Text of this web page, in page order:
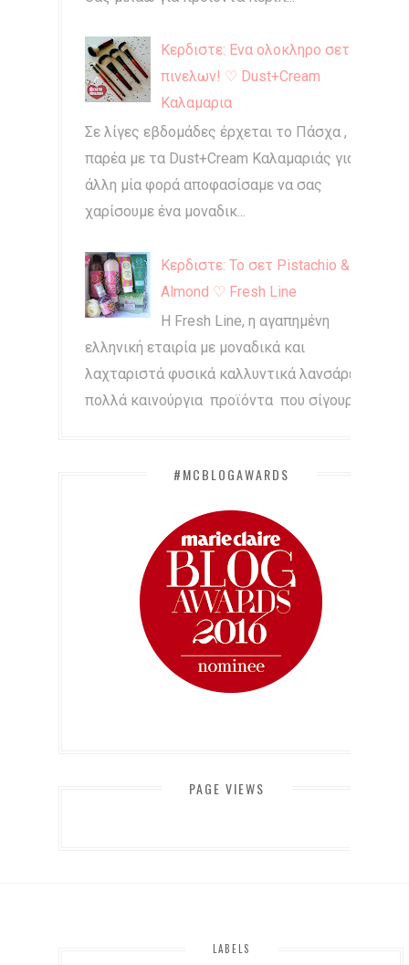
Κερδιστε: Ενα ολοκληρο σετ
πινελων! ♡ Dust+Cream
Καλαμαρια
Σε λίγες εβδομάδες έρχεται το Πάσχα , και
παρέα με τα Dust+Cream Καλαμαριάς για
άλλη μία φορά αποφασίσαμε να σας
χαρίσουμε ένα μοναδικ...
Κερδιστε: Το σετ Pistachio &
Almond ♡ Fresh Line
Η Fresh Line, η αγαπημένη
ελληνική εταιρία με μοναδικά και
λαχταριστά φυσικά καλλυντικά λανσάρει
πολλά καινούργια προϊόντα που σίγουρα...
#MCBLOGAWARDS
PAGE VIEWS
LABELS